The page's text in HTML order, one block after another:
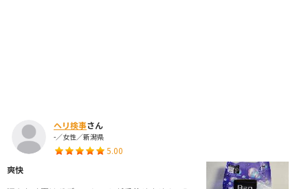
ヘリ検事さん
-／女性／新潟県
5.00
爽快